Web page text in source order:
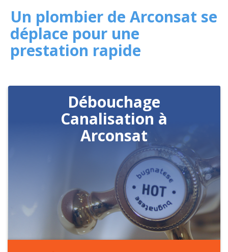
Un plombier de Arconsat se
déplace pour une
prestation rapide
Débouchage
Canalisation à
Arconsat